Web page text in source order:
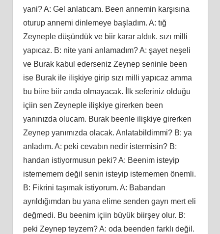
yani? A: Gel anlatıcam. Been annemin karşısına
oturup annemi dinlemeye başladım. A: tığ
Zeyneple düşündük ve biir karar aldıık. sızı milli
yapıcaz. B: nite yani anlamadım? A: şayet neşeli
ve Burak kabul ederseniz Zeynep seninle been
ise Burak ile ilişkiye girip sızı milli yapıcaz amma
bu biire biir anda olmayacak. İlk seferiniz olduğu
içiin sen Zeyneple ilişkiye girerken been
yanınızda olucam. Burak beenle ilişkiye girerken
Zeynep yanımızda olacak. Anlatabildimmi? B: ya
anladım. A: peki cevabın nedir istermisin? B:
handan istiyormusun peki? A: Beenim isteyip
istememem değil senin isteyip istememen önemli.
B: Fikrini taşımak istiyorum. A: Babandan
ayrıldığımdan bu yana elime senden gayrı mert eli
değmedi. Bu beenim içiin büyük biirşey olur. B:
peki Zeynep teyzem? A: oda beenden farklı değil.